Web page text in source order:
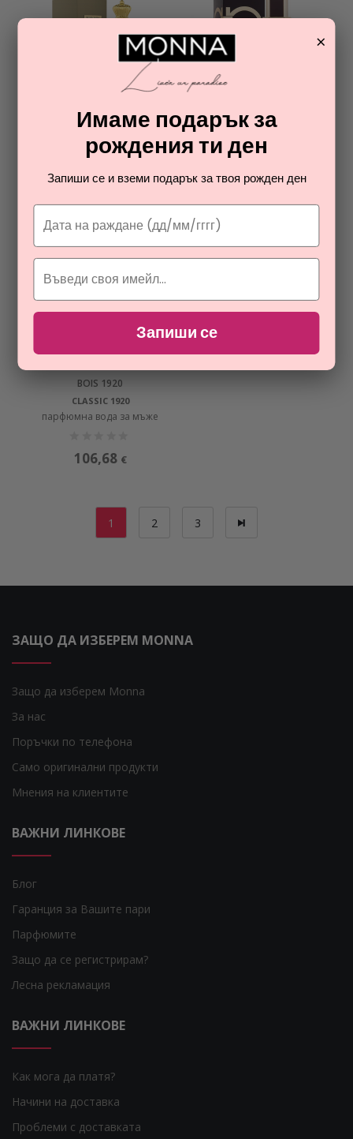
ПРОМОЦИЯ
HAMIDI
INSIGNIA OR
26,81 €
SALVATORE FERRAGAMO
SPICY LEATHER
51,60 €
BOIS 1920
CLASSIC 1920
парфюмна вода за мъже
106,68 €
1 2 3
ЗАЩО ДА ИЗБЕРЕМ MONNA
Защо да изберем Monna
За нас
Поръчки по телефона
Само оригинални продукти
Мнения на клиентите
ВАЖНИ ЛИНКОВЕ
Блог
Гаранция за Вашите пари
Парфюмите
Защо да се регистрирам?
Лесна рекламация
ВАЖНИ ЛИНКОВЕ
Как мога да платя?
Начини на доставка
Проблеми с доставката
×
Имаме подарък за
рождения ти ден
Запиши се и вземи подарък за твоя рожден ден
Запиши се